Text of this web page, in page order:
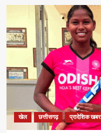
खेल छत्तीसगढ़ प्रादेशिक खबर